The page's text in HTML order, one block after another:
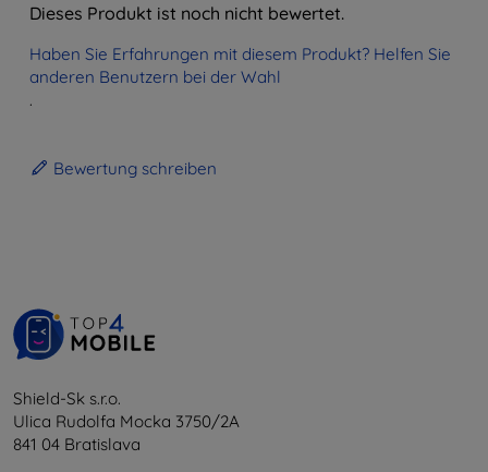
Dieses Produkt ist noch nicht bewertet.
Haben Sie Erfahrungen mit diesem Produkt? Helfen Sie
anderen Benutzern bei der Wahl
.
Bewertung schreiben
Shield-Sk s.r.o.
Ulica Rudolfa Mocka 3750/2A
841 04 Bratislava